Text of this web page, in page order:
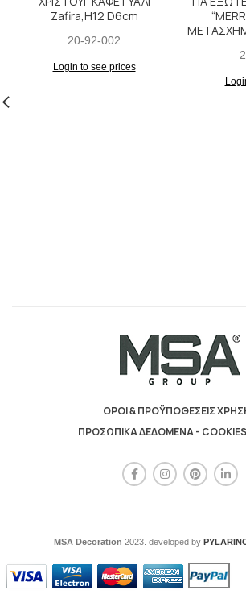
Zafira,H12 D6cm
20-92-002
Login to see prices
ΟΡΟΙ & ΠΡΟΫΠΟΘΕΣΕΙΣ
ΠΡΟΣΩΠΙΚΑ ΔΕΔΟΜΕΝΑ - COOKIES
MSA Decoration 2023. developed by